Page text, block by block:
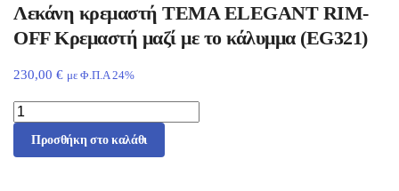
Λεκάνη κρεμαστή TEMA ELEGANT RIM-
OFF Κρεμαστή μαζί με το κάλυμμα (EG321)
230,00 € με Φ.Π.Α 24%
Προσθήκη στο καλάθι